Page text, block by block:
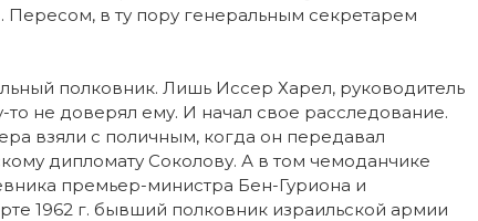
в ту пору генеральным секретарем
полковник. Лишь Иссер Харел, руководитель
не доверял ему. И начал свое расследование.
взяли с поличным, когда он передавал
дипломату Соколову. А в том чемоданчике
премьер-министра Бен-Гуриона и
1962 г. бывший полковник израильской армии